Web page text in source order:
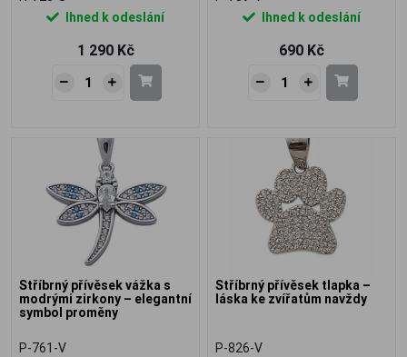
Ihned k odeslání
1 290 Kč
Ihned k odeslání
690 Kč
Stříbrný přívěsek vážka s
modrými zirkony – elegantní
symbol proměny
P-761-V
Stříbrný přívěsek tlapka –
láska ke zvířatům navždy
P-826-V